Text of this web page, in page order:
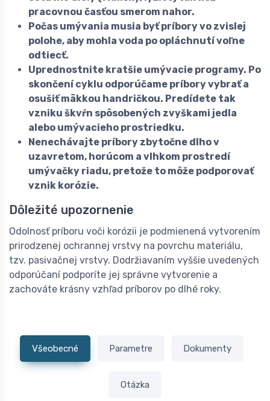
pracovnou časťou smerom nahor.
Počas umývania musia byť príbory vo zvislej
polohe, aby mohla voda po opláchnutí voľne
odtiecť.
Uprednostnite kratšie umývacie programy. Po
skončení cyklu odporúčame príbory vybrať a
osušiť mäkkou handričkou. Predídete tak
vzniku škvŕn spôsobených zvyškami jedla
alebo umývacieho prostriedku.
Nenechávajte príbory zbytočne dlho v
uzavretom, horúcom a vlhkom prostredí
umývačky riadu, pretože to môže podporovať
vznik korózie.
Dôležité upozornenie
Odolnosť príboru voči korózii je podmienená vytvorením
prirodzenej ochrannej vrstvy na povrchu materiálu,
tzv. pasivačnej vrstvy. Dodržiavaním vyššie uvedených
odporúčaní podporíte jej správne vytvorenie a
zachováte krásny vzhľad príborov po dlhé roky.
Všeobecné Parametre Dokumenty
Otázka